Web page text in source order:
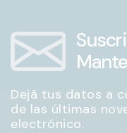
Dejá tus datos a
de las últimas
electrónico.